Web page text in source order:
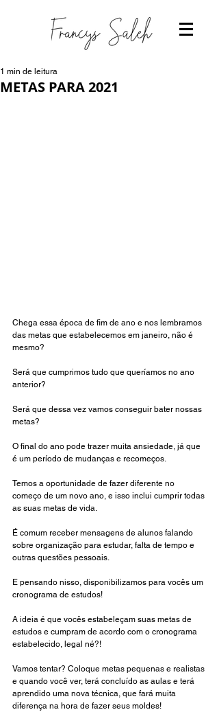
METAS PARA 2021
1 min de leitura
Chega essa época de fim de ano e nos lembramos
das metas que estabelecemos em janeiro, não é
mesmo?
Será que cumprimos tudo que queríamos no ano
anterior?
Será que dessa vez vamos conseguir bater nossas
metas?
O final do ano pode trazer muita ansiedade, já que
é um período de mudanças e recomeços.
Temos a oportunidade de fazer diferente no
começo de um novo ano, e isso inclui cumprir todas
as suas metas de vida.
É comum receber mensagens de alunos falando
sobre organização para estudar, falta de tempo e
outras questões pessoais.
E pensando nisso, disponibilizamos para vocês um
cronograma de estudos!
A ideia é que vocês estabeleçam suas metas de
estudos e cumpram de acordo com o cronograma
estabelecido, legal né?!
Vamos tentar? Coloque metas pequenas e realistas
e quando você ver, terá concluído as aulas e terá
aprendido uma nova técnica, que fará muita
diferença na hora de fazer seus moldes!